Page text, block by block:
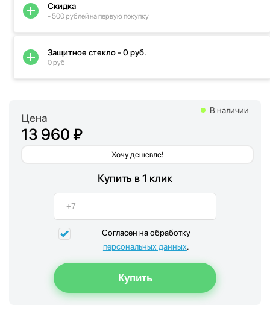
Цена
13 960 ₽
Хочу дешевле!
В наличии
Купить в 1 клик
Согласен на обработку
персональных данных.
Скидка
- 500 рублей на первую покупку
Защитное стекло - 0 руб.
0 руб.